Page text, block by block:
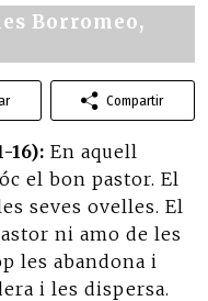
Borromeo,
Compartir
16): En aquell
el bon pastor. El
seves ovelles. El
ni amo de les
les abandona i
i les dispersa.